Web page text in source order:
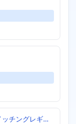
スイッチングレギュレータ及びそのスイッチングレギュレータを備えた半導体装置